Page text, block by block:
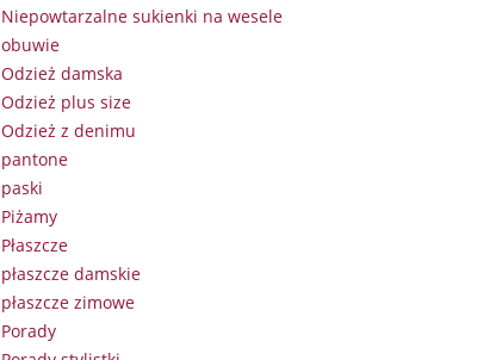
Niepowtarzalne sukienki na wesele
obuwie
Odzież damska
Odzież plus size
Odzież z denimu
pantone
paski
Piżamy
Płaszcze
płaszcze damskie
płaszcze zimowe
Porady